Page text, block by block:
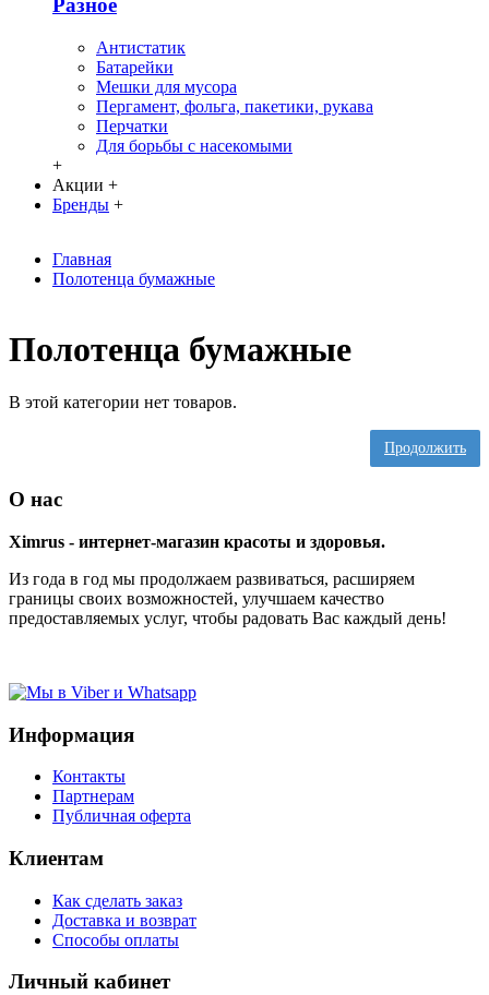
Разное
Антистатик
Батарейки
Мешки для мусора
Пергамент, фольга, пакетики, рукава
Перчатки
Для борьбы с насекомыми
+
Акции +
Бренды +
Главная
Полотенца бумажные
Полотенца бумажные
В этой категории нет товаров.
Продолжить
О нас
Ximrus - интернет-магазин красоты и здоровья.
Из года в год мы продолжаем развиваться, расширяем
границы своих возможностей, улучшаем качество
предоставляемых услуг, чтобы радовать Вас каждый день!
Информация
Контакты
Партнерам
Публичная оферта
Клиентам
Как сделать заказ
Доставка и возврат
Способы оплаты
Личный кабинет